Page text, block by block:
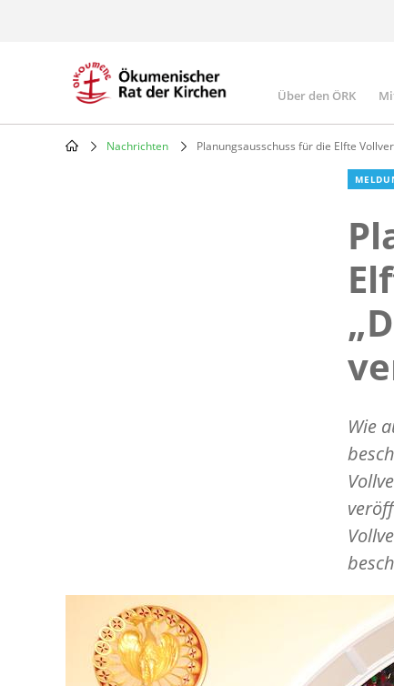
Main
Über den ÖRK
Nachrichten Planungsausschuss für die Elfte
Wie